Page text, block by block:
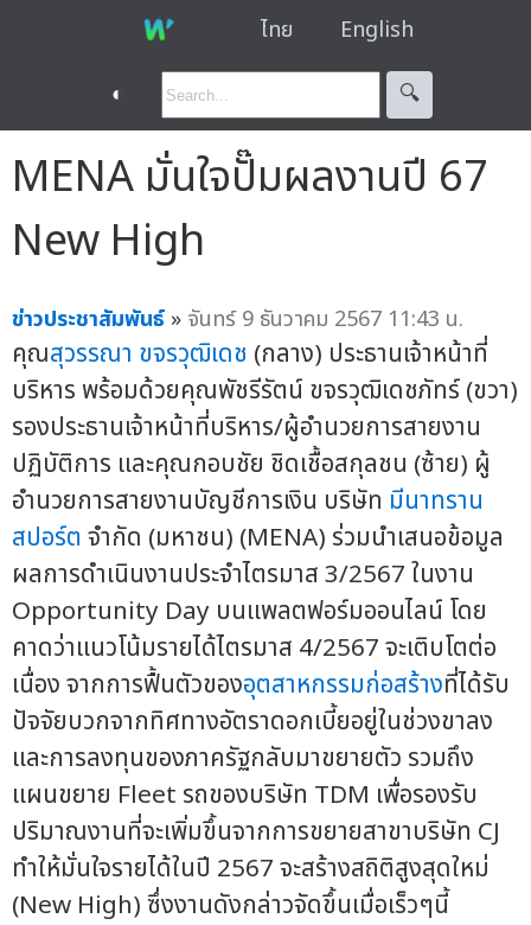
ไทย English
◐ 🔍︎
MENA มั่นใจปั๊มผลงานปี 67
New High
ข่าวประชาสัมพันธ์ » จันทร์ 9 ธันวาคม 2567 11:43 น.
คุณสุวรรณา ขจรวุฒิเดช (กลาง) ประธานเจ้าหน้าที่
บริหาร พร้อมด้วยคุณพัชรีรัตน์ ขจรวุฒิเดชภัทร์ (ขวา)
รองประธานเจ้าหน้าที่บริหาร/ผู้อำนวยการสายงาน
ปฏิบัติการ และคุณกอบชัย ชิดเชื้อสกุลชน (ซ้าย) ผู้
อำนวยการสายงานบัญชีการเงิน บริษัท มีนาทราน
สปอร์ต จำกัด (มหาชน) (MENA) ร่วมนำเสนอข้อมูล
ผลการดำเนินงานประจำไตรมาส 3/2567 ในงาน
Opportunity Day บนแพลตฟอร์มออนไลน์ โดย
คาดว่าแนวโน้มรายได้ไตรมาส 4/2567 จะเติบโตต่อ
เนื่อง จากการฟื้นตัวของอุตสาหกรรมก่อสร้างที่ได้รับ
ปัจจัยบวกจากทิศทางอัตราดอกเบี้ยอยู่ในช่วงขาลง
และการลงทุนของภาครัฐกลับมาขยายตัว รวมถึง
แผนขยาย Fleet รถของบริษัท TDM เพื่อรองรับ
ปริมาณงานที่จะเพิ่มขึ้นจากการขยายสาขาบริษัท CJ
ทำให้มั่นใจรายได้ในปี 2567 จะสร้างสถิติสูงสุดใหม่
(New High) ซึ่งงานดังกล่าวจัดขึ้นเมื่อเร็วๆนี้